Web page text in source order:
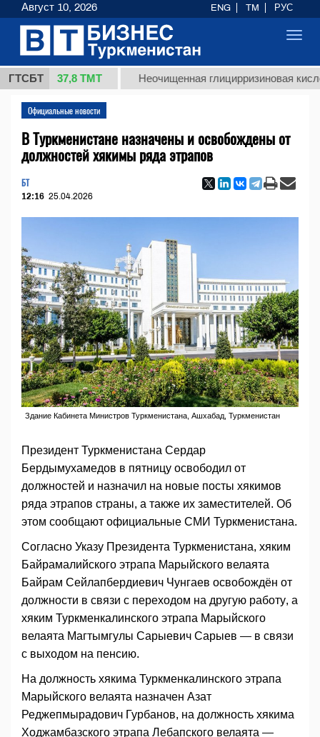
ГТСБТ
37,8 ТМТ Неочищенная глицирризиновая кислота
Официальные новости
В Туркменистане назначены и освобождены от
должностей хякимы ряда этрапов
БТ
12:16 25.04.2026
Здание Кабинета Министров Туркменистана, Ашхабад, Туркменистан
Президент Туркменистана Сердар
Бердымухамедов в пятницу освободил от
должностей и назначил на новые посты хякимов
ряда этрапов страны, а также их заместителей. Об
этом сообщают официальные СМИ Туркменистана.
Согласно Указу Президента Туркменистана, хяким
Байрамалийского этрапа Марыйского велаята
Байрам Сейлапбердиевич Чунгаев освобождён от
должности в связи с переходом на другую работу, а
хяким Туркменкалинского этрапа Марыйского
велаята Магтымгулы Сарыевич Сарыев — в связи
с выходом на пенсию.
На должность хякима Туркменкалинского этрапа
Марыйского велаята назначен Азат
Реджепмырадович Гурбанов, на должность хякима
Ходжамбазского этрапа Лебапского велаята —
Август 10, 2026 ENG TM РУС